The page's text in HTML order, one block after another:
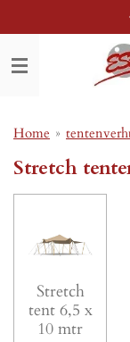
direct
naar
de
Home »
Stretch
Stretch
tent 6,5 x
10 mtr